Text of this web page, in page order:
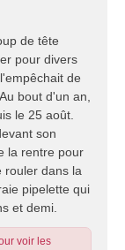
de tête
pour divers
de
bout d'un an,
le 25 août.
son
la rentre pour
rouler dans la
pipelette qui
et demi.
voir les